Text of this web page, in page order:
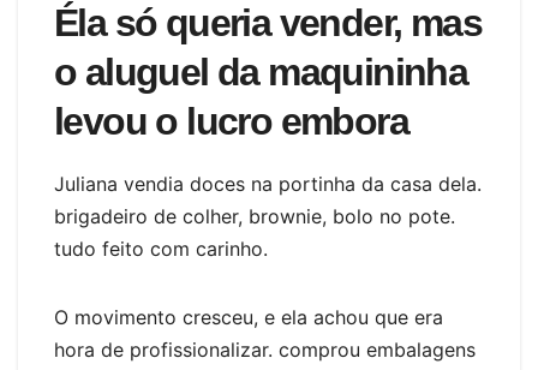
Éla só queria vender, mas
o aluguel da maquininha
levou o lucro embora
Juliana vendia doces na portinha da casa dela.
brigadeiro de colher, brownie, bolo no pote.
tudo feito com carinho.
O movimento cresceu, e ela achou que era
hora de profissionalizar. comprou embalagens